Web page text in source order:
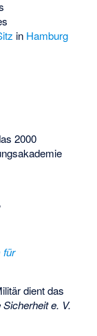
in Hamburg
2000
für
dient das
e. V.